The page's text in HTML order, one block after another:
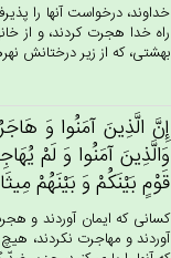
خداوند، درخواست آنها را
راه خدا هجرت كردند، و از
بهشتى، كه از زير درختانش
إِن‌َّ الَّذِين‌َ آمَنُوا وَ
وَالَّذِين‌َ آمَنُوا وَ لَم‌ْ
قَوْم‌ٍ بَيْنَكُم‌ْ وَ بَيْنَهُمْ‌
كسانى كه ايمان آوردند و
آوردند و مهاجرت نكردند،